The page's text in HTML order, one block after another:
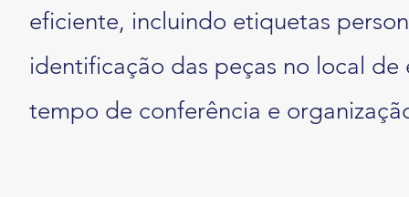
eficiente, incluindo etiquetas
identificação das peças no local
tempo de conferência e